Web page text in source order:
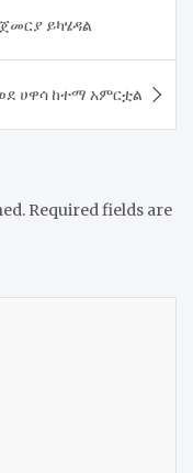
ይካሄዳል
ሀዋሳ ከተማ አምርቷል
Required fields are